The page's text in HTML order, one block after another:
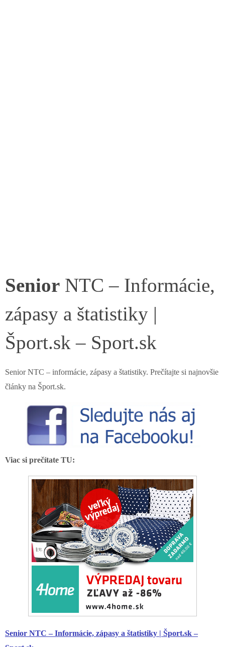
Senior NTC – Informácie,
zápasy a štatistiky |
Šport.sk – Sport.sk
Senior NTC – informácie, zápasy a štatistiky. Prečítajte si najnovšie
články na Šport.sk.
Viac si prečítate TU:
Senior NTC – Informácie, zápasy a štatistiky | Šport.sk –